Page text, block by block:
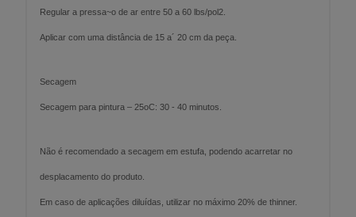
Regular a pressa~o de ar entre 50 a 60 lbs/pol2.
Aplicar com uma distância de 15 a´ 20 cm da peça.
Secagem
Secagem para pintura – 25oC: 30 - 40 minutos.
Não é recomendado a secagem em estufa, podendo acarretar no
desplacamento do produto.
Em caso de aplicações diluídas, utilizar no máximo 20% de thinner.